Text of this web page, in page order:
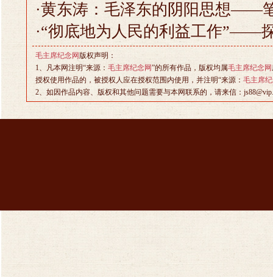
·黄东涛：毛泽东的阴阳思想——
·“彻底地为人民的利益工作”——
毛主席纪念网版权声明：
1、凡本网注明“来源： 毛主席纪念网”的所有作品，版权均属毛主席纪念网
授权使用作品的，被授权人应在授权范围内使用，并注明“来源： 毛主席
2、如因作品内容、版权和其他问题需要与本网联系的，请来信：